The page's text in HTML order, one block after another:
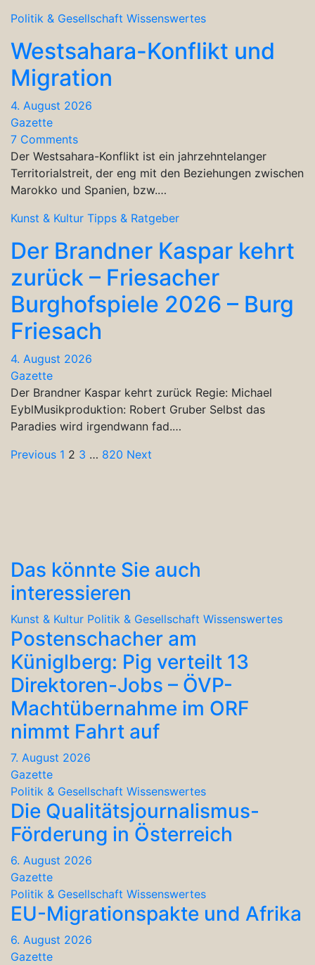
Politik & Gesellschaft Wissenswertes
Westsahara-Konflikt und
Migration
4. August 2026
Gazette
7 Comments
Der Westsahara-Konflikt ist ein jahrzehntelanger
Territorialstreit, der eng mit den Beziehungen zwischen
Marokko und Spanien, bzw.…
Kunst & Kultur Tipps & Ratgeber
Der Brandner Kaspar kehrt
zurück – Friesacher
Burghofspiele 2026 – Burg
Friesach
4. August 2026
Gazette
Der Brandner Kaspar kehrt zurück Regie: Michael
EyblMusikproduktion: Robert Gruber Selbst das
Paradies wird irgendwann fad.…
Seitennummerierung
Previous 1 2 3 … 820 Next
Das könnte Sie auch
interessieren
Kunst & Kultur Politik & Gesellschaft Wissenswertes
Postenschacher am
Küniglberg: Pig verteilt 13
Direktoren-Jobs – ÖVP-
Machtübernahme im ORF
nimmt Fahrt auf
7. August 2026
Gazette
Politik & Gesellschaft Wissenswertes
Die Qualitätsjournalismus-
Förderung in Österreich
6. August 2026
Gazette
Politik & Gesellschaft Wissenswertes
EU-Migrationspakte und Afrika
6. August 2026
Gazette